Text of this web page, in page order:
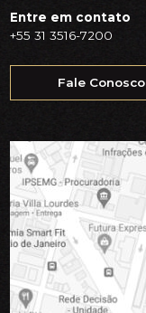
Entre em contato
+55 31 3516-7200
Fale Conosco